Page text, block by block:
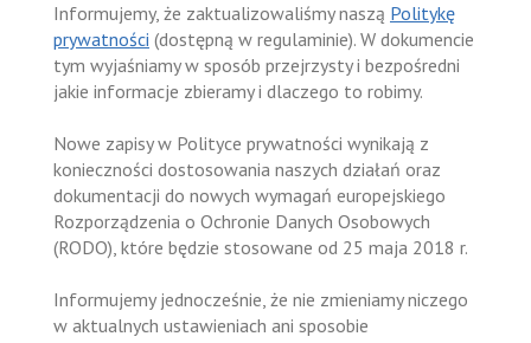
Informujemy, że zaktualizowaliśmy naszą Politykę
prywatności (dostępną w regulaminie). W dokumencie
tym wyjaśniamy w sposób przejrzysty i bezpośredni
jakie informacje zbieramy i dlaczego to robimy.
Nowe zapisy w Polityce prywatności wynikają z
konieczności dostosowania naszych działań oraz
dokumentacji do nowych wymagań europejskiego
Rozporządzenia o Ochronie Danych Osobowych
(RODO), które będzie stosowane od 25 maja 2018 r.
Informujemy jednocześnie, że nie zmieniamy niczego
w aktualnych ustawieniach ani sposobie